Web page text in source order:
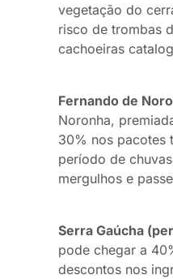
vegetação do
risco de trombas
cachoeiras
Fernando de
Noronha,
30% nos pacotes
período de
mergulhos e
Serra Gaúcha
pode chegar a
descontos nos